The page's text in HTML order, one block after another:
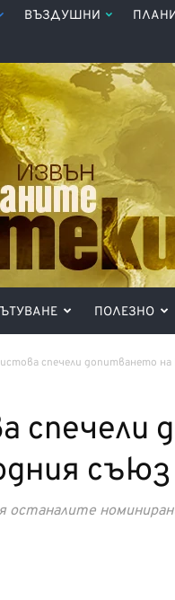
ВЪЗДУШНИ
ПОЛЕЗНО
спечели допитването
спечели
останалите